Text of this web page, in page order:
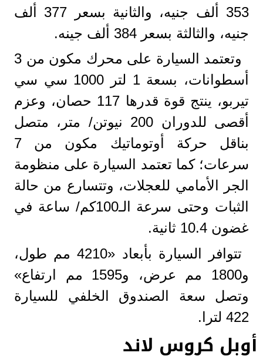
353 ألف جنيه، والثانية بسعر 377 ألف
جنيه، والثالثة بسعر 384 ألف جينه.
وتعتمد السيارة على محرك مكون من 3
أسطوانات، بسعة 1 لتر 1000 سي سي
تيربو، ينتج قوة قدرها 117 حصان، وعزم
أقصى للدوران 200 نيوتن/ متر، متصل
بناقل حركة أوتوماتيك مكون من 7
سرعات؛ كما تعتمد السيارة على منظومة
الجر الأمامي للعجلات، وتتسارع من حالة
الثبات وحتى سرعة الـ100كم/ ساعة في
غضون 10.4 ثانية.
تتوافر السيارة بأبعاد «4210 مم طول،
و1800 مم عرض، و1595 مم ارتفاع»
وتصل سعة الصندوق الخلفي للسيارة
422 لترا.
أوبل كروس لاند